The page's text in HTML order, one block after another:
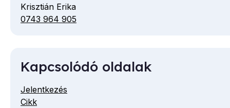
Krisztián Erika
Telefon
0743 964 905
Kapcsolódó oldalak
Jelentkezés
Cikk